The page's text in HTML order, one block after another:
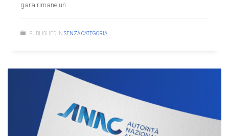
gara rimane un
PUBLISHED IN SENZA CATEGORIA